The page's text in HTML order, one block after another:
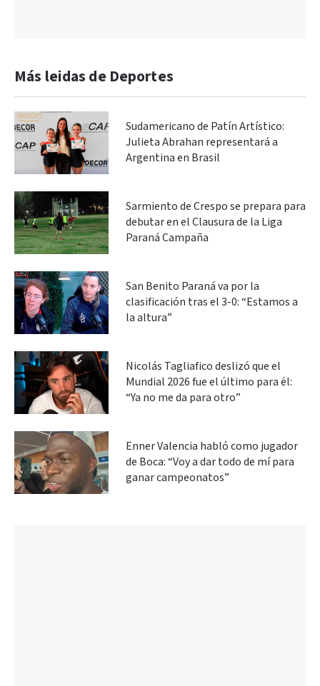
Más leidas de Deportes
Sudamericano de Patín Artístico:
Julieta Abrahan representará a
Argentina en Brasil
Sarmiento de Crespo se prepara para
debutar en el Clausura de la Liga
Paraná Campaña
San Benito Paraná va por la
clasificación tras el 3-0: “Estamos a
la altura”
Nicolás Tagliafico deslizó que el
Mundial 2026 fue el último para él:
“Ya no me da para otro”
Enner Valencia habló como jugador
de Boca: “Voy a dar todo de mí para
ganar campeonatos”